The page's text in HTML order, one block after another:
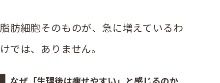
脂肪細胞そのものが、急に増えているわ
けでは、ありません。